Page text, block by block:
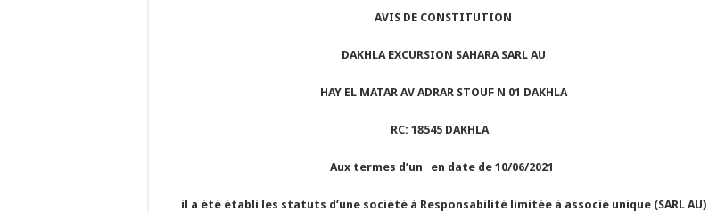
AVIS DE CONSTITUTION
DAKHLA EXCURSION SAHARA SARL AU
HAY EL MATAR AV ADRAR STOUF N 01 DAKHLA
RC: 18545 DAKHLA
Aux termes d’un en date de 10/06/2021
il a été établi les statuts d’une société à Responsabilité limitée à associé unique (SARL AU)